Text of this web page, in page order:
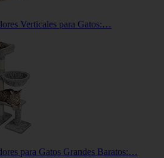
Verticales para Gatos:…
para Gatos Grandes Baratos:…